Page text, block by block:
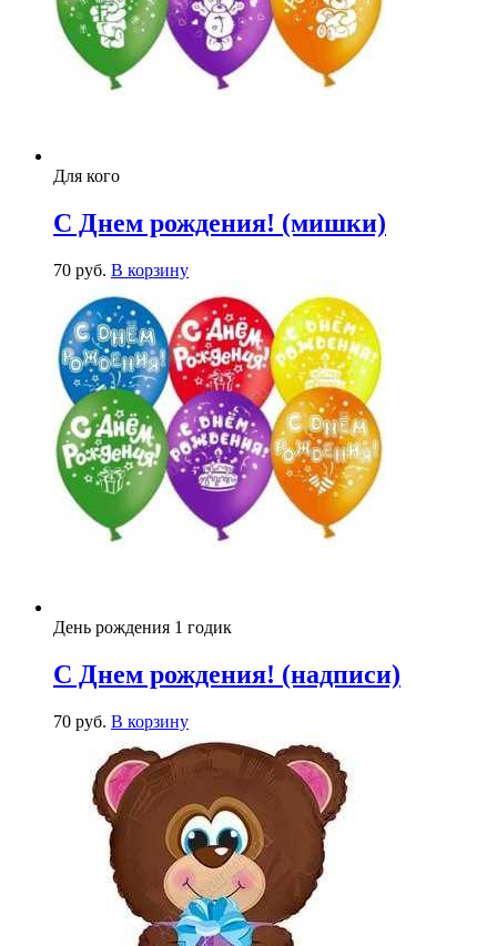
Для кого
С Днем рождения! (мишки)
70 руб. В корзину
День рождения 1 годик
С Днем рождения! (надписи)
70 руб. В корзину